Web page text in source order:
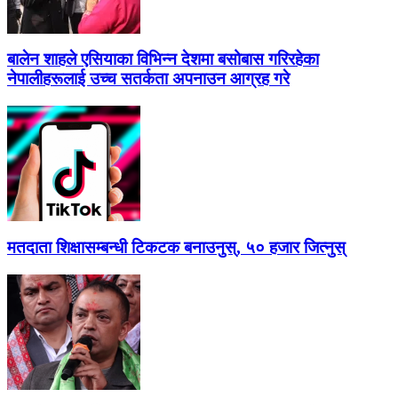
बालेन शाहले एसियाका विभिन्न देशमा बसोबास गरिरहेका
नेपालीहरूलाई उच्च सतर्कता अपनाउन आग्रह गरे
मतदाता शिक्षासम्बन्धी टिकटक बनाउनुस्, ५० हजार जित्नुस्